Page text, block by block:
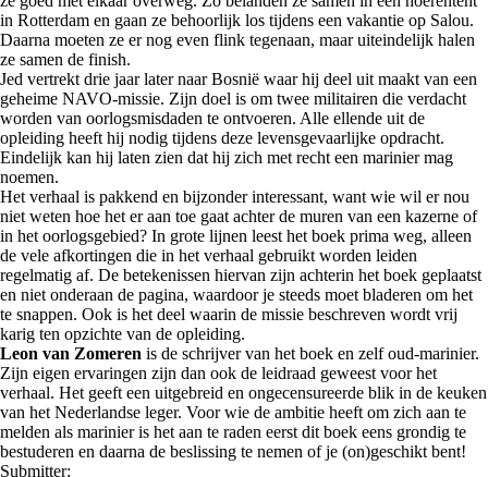
in Rotterdam en gaan ze behoorlijk los tijdens een vakantie op Salou.
Daarna moeten ze er nog even flink tegenaan, maar uiteindelijk halen
ze samen de finish.
Jed vertrekt drie jaar later naar Bosnië waar hij deel uit maakt van een
geheime NAVO-missie. Zijn doel is om twee militairen die verdacht
worden van oorlogsmisdaden te ontvoeren. Alle ellende uit de
opleiding heeft hij nodig tijdens deze levensgevaarlijke opdracht.
Eindelijk kan hij laten zien dat hij zich met recht een marinier mag
noemen.
Het verhaal is pakkend en bijzonder interessant, want wie wil er nou
niet weten hoe het er aan toe gaat achter de muren van een kazerne of
in het oorlogsgebied? In grote lijnen leest het boek prima weg, alleen
de vele afkortingen die in het verhaal gebruikt worden leiden
regelmatig af. De betekenissen hiervan zijn achterin het boek geplaatst
en niet onderaan de pagina, waardoor je steeds moet bladeren om het
te snappen. Ook is het deel waarin de missie beschreven wordt vrij
karig ten opzichte van de opleiding.
Leon van Zomeren is de schrijver van het boek en zelf oud-marinier.
Zijn eigen ervaringen zijn dan ook de leidraad geweest voor het
verhaal. Het geeft een uitgebreid en ongecensureerde blik in de keuken
van het Nederlandse leger. Voor wie de ambitie heeft om zich aan te
melden als marinier is het aan te raden eerst dit boek eens grondig te
bestuderen en daarna de beslissing te nemen of je (on)geschikt bent!
Submitter: